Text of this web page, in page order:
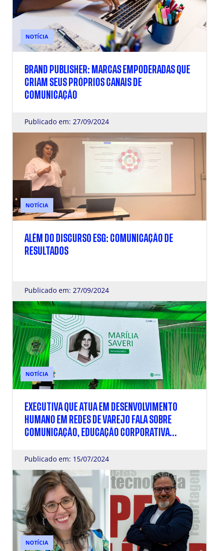
NOTÍCIA
BRAND PUBLISHER: MARCAS EMPODERADAS QUE
CRIAM SEUS PRÓPRIOS CANAIS DE
COMUNICAÇÃO
Publicado em: 27/09/2024
NOTÍCIA
ALÉM DO DISCURSO ESG: COMUNICAÇÃO DE
RESULTADOS
Publicado em: 27/09/2024
NOTÍCIA
EXECUTIVA QUE ATUA EM DESENVOLVIMENTO
HUMANO EM REDES DE VAREJO FALA SOBRE
COMUNICAÇÃO, EDUCAÇÃO CORPORATIVA
Publicado em: 15/07/2024
NOTÍCIA